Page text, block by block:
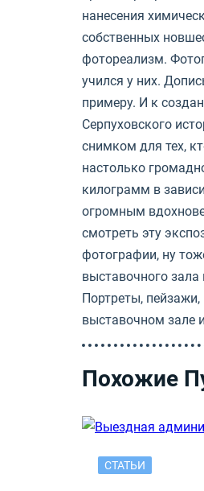
нанесения
собственных
фотореализм.
учился у них.
примеру. И к
Серпуховского
снимком для тех,
настолько
килограмм в
огромным
смотреть эту
фотографии, ну
выставочного
Портреты,
выставочном зале
Похожие
СТАТЬИ